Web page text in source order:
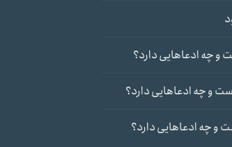
و چه ادعاهایی دارد؟
و چه ادعاهایی دارد؟
و چه ادعاهایی دارد؟